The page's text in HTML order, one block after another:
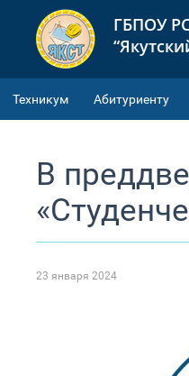
ГБПОУ
Техникум Абитуриенту
В
23 января 2024